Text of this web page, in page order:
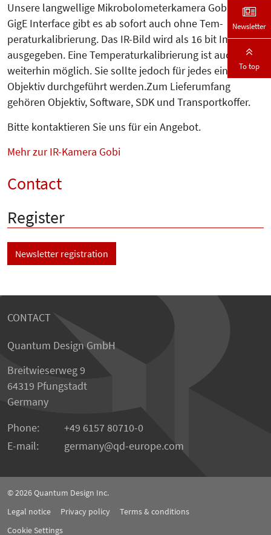
Unsere langwellige Mikrobolometer­kamera Gobi640 mit
GigE Inter­face gibt es ab sofort auch ohne Tem­
peraturkalibrierung. Das IR-Bild wird als 16 bit Image
ausgegeben. Eine Temperaturkalibrierung ist auch
weiterhin möglich. Sie sollte jedoch für jedes einzelne
Objektiv durchgeführt werden.Zum Lieferumfang
gehören Objektiv, Software, SDK und Transportkoffer.
Bitte kontaktieren Sie uns für ein Angebot.
Mehr zur IR-Kamera Gobi
Contact
Register
Newsletter registration
CONTACT
Quantum Design GmbH
Breitwieserweg 9
64319 Pfungstadt
Germany
Phone:
+49 6157 80710-0
E-mail:
germany qd-europe.com
© 2026Quantum Design Inc.
Legal notice
Privacy policy
Terms & conditions
Cookie Settings
Newsletter
To top